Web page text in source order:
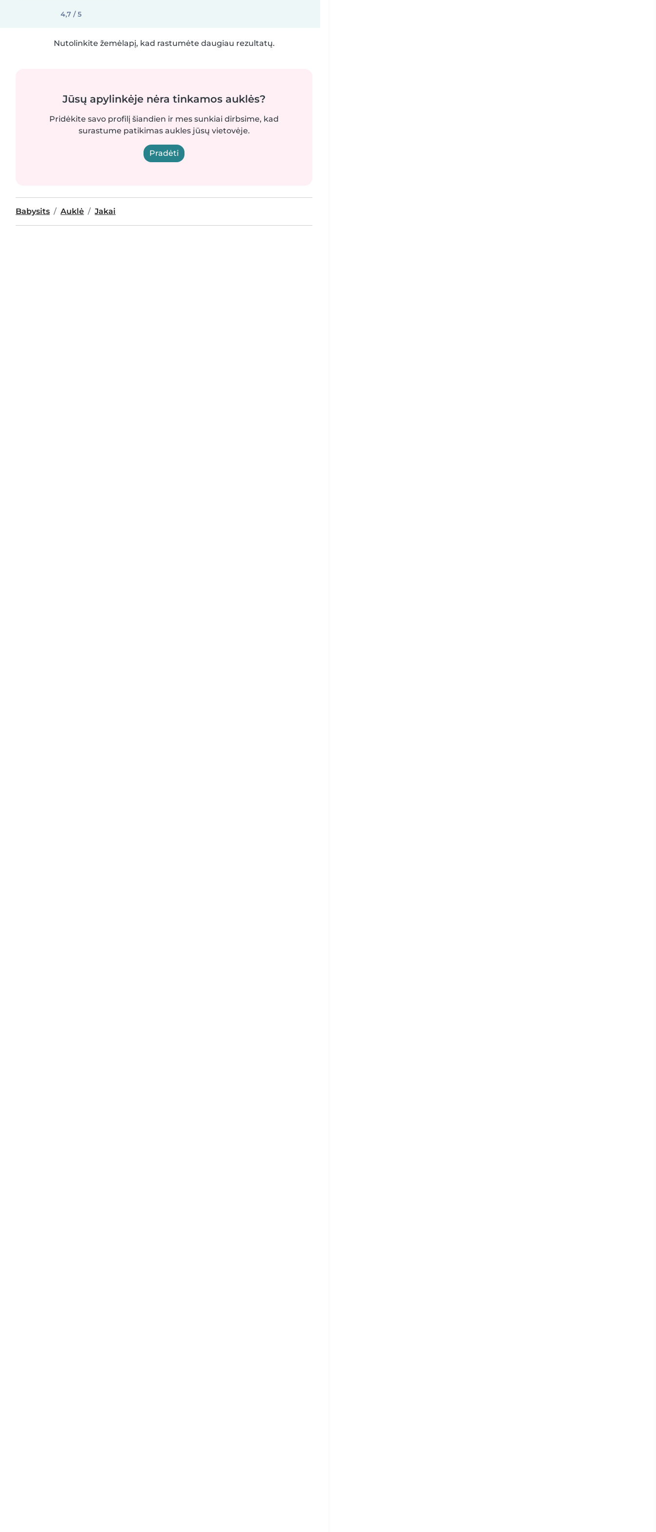
4,7 / 5
Nutolinkite žemėlapį, kad rastumėte daugiau rezultatų.
Jūsų apylinkėje nėra tinkamos auklės?
Pridėkite savo profilį šiandien ir mes sunkiai dirbsime, kad
surastume patikimas aukles jūsų vietovėje.
Pradėti
Babysits Auklė Jakai